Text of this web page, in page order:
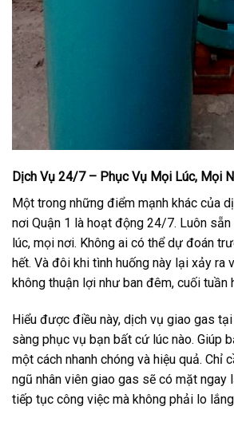
Dịch Vụ 24/7 – Phục Vụ Mọi Lúc, Mọi
Một trong những điểm mạnh khác của
nơi Quận 1 là hoạt động 24/7. Luôn
lúc, mọi nơi. Không ai có thể dự đoán
hết. Và đôi khi tình huống này lại xảy ra
không thuận lợi như ban đêm, cuối tuần
Hiểu được điều này, dịch vụ giao gas
sàng phục vụ bạn bất cứ lúc nào. Giúp
một cách nhanh chóng và hiệu quả. Chỉ
ngũ nhân viên giao gas sẽ có mặt ngay
tiếp tục công việc mà không phải lo